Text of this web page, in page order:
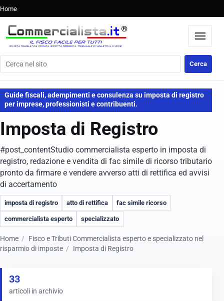
Home
Cerca nel sito Cerca
Guide fiscali, adempimenti e consulenza su imposta di registro
per imprese, professionisti e contribuenti.
Imposta di Registro
#post_contentStudio commercialista esperto in imposta di
registro, redazione e vendita di fac simile di ricorso tributario
pronto da firmare e vendere avverso atti di rettifica ed avvisi
di accertamento
imposta di registro atto di rettifica fac simile ricorso
commercialista esperto specializzato
Home
Fisco e Tributi Commercialista esperto e specializzato nel
risparmio di imposte
Imposta di Registro
33
articoli in archivio